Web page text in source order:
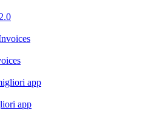
app